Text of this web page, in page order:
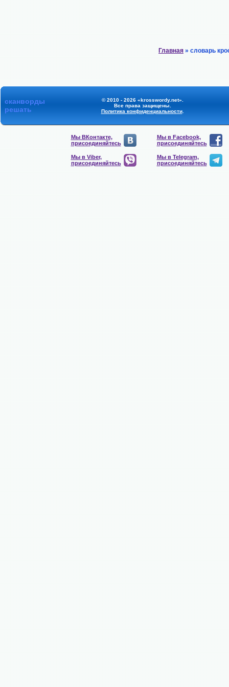
Главная » словарь
сканворды
решать
© 2010 - 2026 «krosswordy.net».
Все права защищены.
Политика конфиденциальности.
Мы ВКонтакте,
присоединяйтесь
Мы в Facebook,
присоединяйтесь
Мы в Viber,
присоединяйтесь
Мы в Telegram,
присоединяйтесь